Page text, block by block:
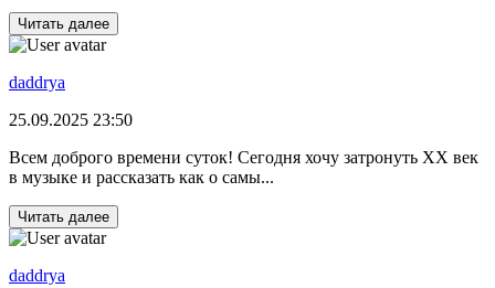
Читать далее
daddrya
25.09.2025 23:50
Всем доброго времени суток! Сегодня хочу затронуть ХХ век
в музыке и рассказать как о самы...
Читать далее
daddrya